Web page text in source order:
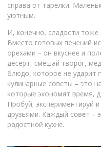
справа от тарелки.
уютным.
И, конечно, сладости тоже
Вместо готовых печений
орехами – он вкуснее и
десерт, смешай творог,
блюдо, которое не ударит
кулинарные советы – это
которые экономят время,
Пробуй, экспериментируй
друзьями. Каждый совет –
радостной кухне.